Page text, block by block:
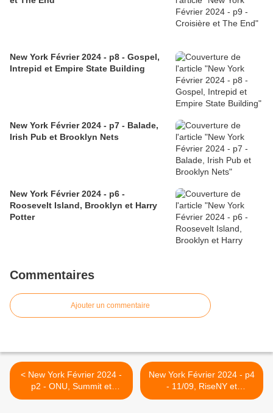
New York Février 2024 - p8 - Gospel,
Intrepid et Empire State Building
New York Février 2024 - p7 - Balade,
Irish Pub et Brooklyn Nets
New York Février 2024 - p6 -
Roosevelt Island, Brooklyn et Harry
Potter
Commentaires
Ajouter un commentaire
< New York Février 2024 -
p2 - ONU, Summit et
Rooftop
New York Février 2024 - p4
- 11/09, RiseNY et
Tussauds >